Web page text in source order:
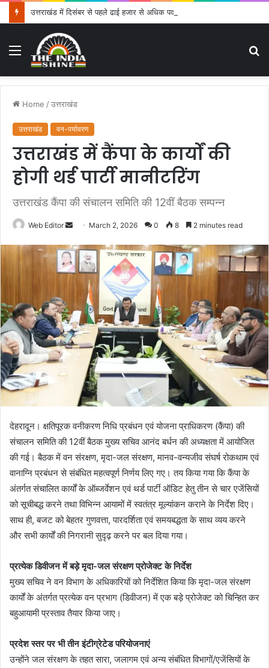
उत्तराखंड में दिसंबर से पहले ढाई हजार से अधिक पदों के लिए भरे जाएंगे फार्म
Menu
Home /उत्तराखंड
उत्तराखंड वन-पर्यावरण
उत्तराखंड में कैंपा के कार्यों की
होगी थर्ड पार्टी मानीटरिंग
उत्तराखंड कैंपा की संचालन समिति की 12वीं बैठक सम्पन्न
Web Editor
d
e
m
a
March 2, 2026 0 8 2 minutes read
देहरादून। क्षतिपूरक वनीकरण निधि प्रबंधन एवं योजना प्राधिकरण (कैंपा) की
संचालन समिति की 12वीं बैठक मुख्य सचिव आनंद बर्धन की अध्यक्षता में आयोजित
की गई। बैठक में वन संरक्षण, मृदा-जल संरक्षण, मानव-वन्यजीव संघर्ष रोकथाम एवं
वानाग्नि प्रबंधन से संबंधित महत्वपूर्ण निर्णय लिए गए। तय किया गया कि कैंपा के
अंतर्गत संचालित कार्यों के ऑब्जर्वेशन एवं थर्ड पार्टी ऑडिट हेतु तीन से चार एजेंसियों
को सूचीबद्ध करने तथा विभिन्न आयामों में स्वतंत्र मूल्यांकन कराने के निर्देश दिए।
साथ ही, बजट को बेहतर गुणवत्ता, पारदर्शिता एवं समयबद्धता के साथ व्यय करने
और सभी कार्यों की निगरानी सुदृढ़ करने पर बल दिया गया।
प्रत्येक डिवीजन में बड़े मृदा-जल संरक्षण प्रोजेक्ट के निर्देश
मुख्य सचिव ने वन विभाग के अधिकारियों को निर्देशित किया कि मृदा-जल संरक्षण
कार्यों के अंतर्गत प्रत्येक वन प्रभाग (डिवीजन) में एक बड़े प्रोजेक्ट को चिन्हित कर
बहुआयामी प्रस्ताव तैयार किया जाए।
प्रदेश स्तर पर भी तीन इंटीग्रेटेड परियोजनाएं
उन्होंने जल संरक्षण के तहत सारा, जलागम एवं अन्य संबंधित विभागों/एजेंसियों के